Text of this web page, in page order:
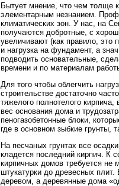
Бытует мнение, что чем толще
элементарным незнанием.
климатических зон. У нас, на
получаются добротные, с
увеличивают (как правило, это
и нагрузка на фундамент, а
подводить основательные,
времени и по материалам
Для того чтобы облегчить
строительстве достаточно
тяжелого полнотелого
вес основания дома и
пеногазобетонные блоки,
где в основном зыбкие грунты,
На песчаных грунтах все
кладется последний кирпич. К
кирпичных домов требуется не
штукатурки до древесных
деревом, а деревянные дома